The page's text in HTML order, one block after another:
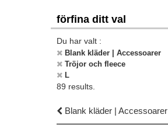
förfina ditt val
Du har valt :
Blank kläder | Accessoarer
Tröjor och fleece
L
89 results.
Blank kläder | Accessoarer